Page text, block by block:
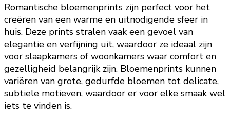
Romantische bloemenprints zijn perfect voor het
creëren van een warme en uitnodigende sfeer in
huis. Deze prints stralen vaak een gevoel van
elegantie en verfijning uit, waardoor ze ideaal zijn
voor slaapkamers of woonkamers waar comfort en
gezelligheid belangrijk zijn. Bloemenprints kunnen
variëren van grote, gedurfde bloemen tot delicate,
subtiele motieven, waardoor er voor elke smaak wel
iets te vinden is.